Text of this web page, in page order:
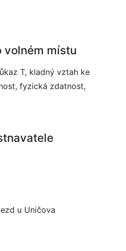
volném místu
T, kladný vztah ke
fyzická zdatnost,
u Uničova